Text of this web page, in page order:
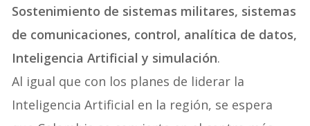
Sostenimiento de sistemas militares, sistemas
de comunicaciones, control, analítica de datos,
Inteligencia Artificial y simulación.
Al igual que con los planes de liderar la
Inteligencia Artificial en la región, se espera